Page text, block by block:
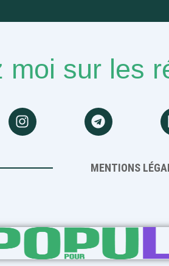
moi sur les
MENTIONS